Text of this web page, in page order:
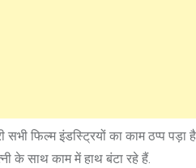
फिल्‍म इंडस्‍ट्र‍ियों का काम ठप्‍प
के साथ काम में हाथ बंटा रहे हैं.